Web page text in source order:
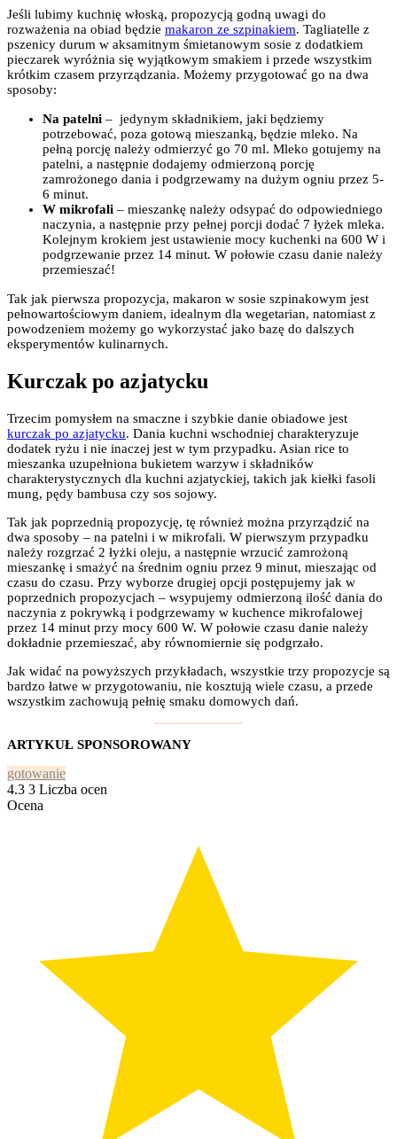
Jeśli lubimy kuchnię włoską, propozycją godną uwagi do
rozważenia na obiad będzie makaron ze szpinakiem. Tagliatelle z
pszenicy durum w aksamitnym śmietanowym sosie z dodatkiem
pieczarek wyróżnia się wyjątkowym smakiem i przede wszystkim
krótkim czasem przyrządzania. Możemy przygotować go na dwa
sposoby:
Na patelni – jedynym składnikiem, jaki będziemy
potrzebować, poza gotową mieszanką, będzie mleko. Na
pełną porcję należy odmierzyć go 70 ml. Mleko gotujemy na
patelni, a następnie dodajemy odmierzoną porcję
zamrożonego dania i podgrzewamy na dużym ogniu przez 5-
6 minut.
W mikrofali – mieszankę należy odsypać do odpowiedniego
naczynia, a następnie przy pełnej porcji dodać 7 łyżek mleka.
Kolejnym krokiem jest ustawienie mocy kuchenki na 600 W i
podgrzewanie przez 14 minut. W połowie czasu danie należy
przemieszać!
Tak jak pierwsza propozycja, makaron w sosie szpinakowym jest
pełnowartościowym daniem, idealnym dla wegetarian, natomiast z
powodzeniem możemy go wykorzystać jako bazę do dalszych
eksperymentów kulinarnych.
Kurczak po azjatycku
Trzecim pomysłem na smaczne i szybkie danie obiadowe jest
kurczak po azjatycku. Dania kuchni wschodniej charakteryzuje
dodatek ryżu i nie inaczej jest w tym przypadku. Asian rice to
mieszanka uzupełniona bukietem warzyw i składników
charakterystycznych dla kuchni azjatyckiej, takich jak kiełki fasoli
mung, pędy bambusa czy sos sojowy.
Tak jak poprzednią propozycję, tę również można przyrządzić na
dwa sposoby – na patelni i w mikrofali. W pierwszym przypadku
należy rozgrzać 2 łyżki oleju, a następnie wrzucić zamrożoną
mieszankę i smażyć na średnim ogniu przez 9 minut, mieszając od
czasu do czasu. Przy wyborze drugiej opcji postępujemy jak w
poprzednich propozycjach – wsypujemy odmierzoną ilość dania do
naczynia z pokrywką i podgrzewamy w kuchence mikrofalowej
przez 14 minut przy mocy 600 W. W połowie czasu danie należy
dokładnie przemieszać, aby równomiernie się podgrzało.
Jak widać na powyższych przykładach, wszystkie trzy propozycje są
bardzo łatwe w przygotowaniu, nie kosztują wiele czasu, a przede
wszystkim zachowują pełnię smaku domowych dań.
ARTYKUŁ SPONSOROWANY
gotowanie
4.3 3 Liczba ocen
Ocena